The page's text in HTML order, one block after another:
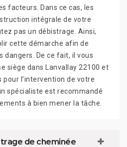
facteurs. Dans ce cas, les
intégrale de votre
pas un débistrage. Ainsi,
cette démarche afin de
dangers. De ce fait, il vous
siège dans Lanvallay 22100 et
l’intervention de votre
spécialiste est recommandé
à bien mener la tâche.
de cheminée